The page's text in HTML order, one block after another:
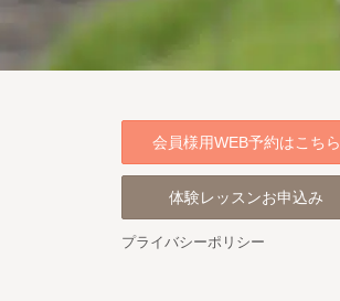
会員様用WEB予約はこちら
体験レッスンお申込み
プライバシーポリシー